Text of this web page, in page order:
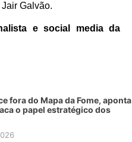
Galvão.
e social media da
fora do Mapa da Fome, aponta
o papel estratégico dos